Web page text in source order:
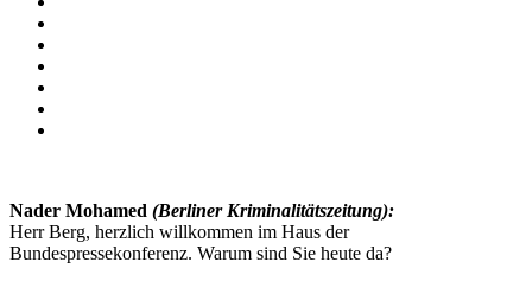
Nader Mohamed (Berliner Kriminalitätszeitung):
Herr Berg, herzlich willkommen im Haus der
Bundespressekonferenz. Warum sind Sie heute da?